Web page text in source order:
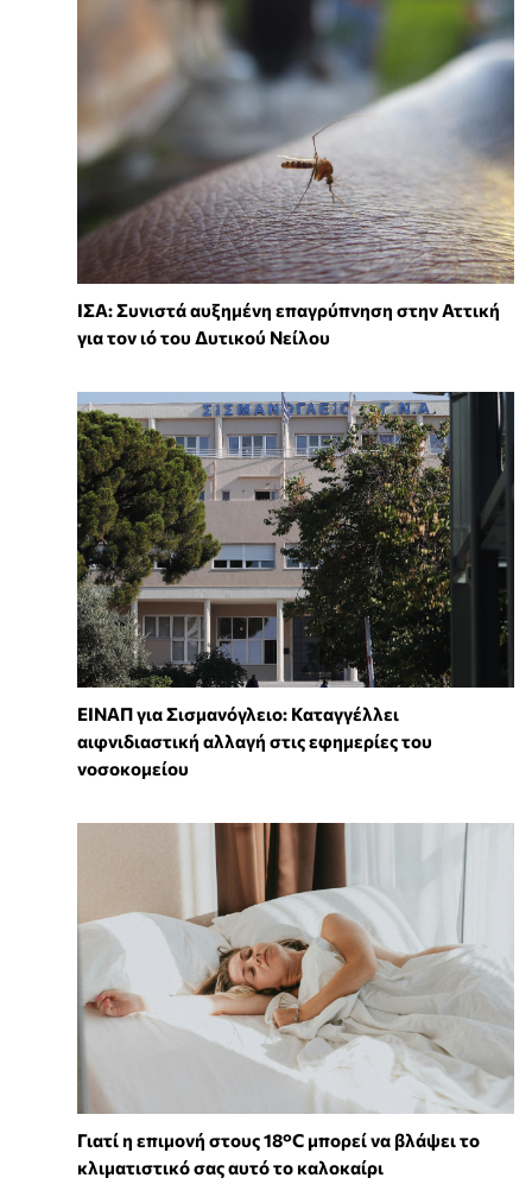
ΙΣΑ: Συνιστά αυξημένη επαγρύπνηση στην Αττική
για τον ιό του Δυτικού Νείλου
ΕΙΝΑΠ για Σισμανόγλειο: Καταγγέλλει
αιφνιδιαστική αλλαγή στις εφημερίες του
νοσοκομείου
Γιατί η επιμονή στους 18°C μπορεί να βλάψει το
κλιματιστικό σας αυτό το καλοκαίρι